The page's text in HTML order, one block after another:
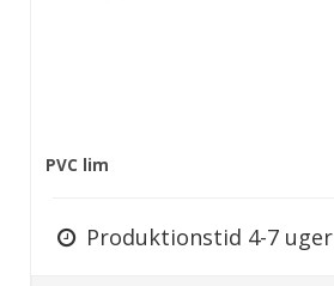
PVC lim
Produktionstid 4-7 uger